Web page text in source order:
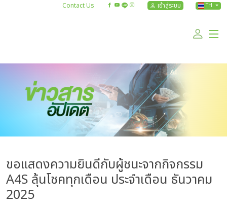
Contact Us เข้าสู่ระบบ TH
ขอแสดงความยินดีกับผู้ชนะจากกิจกรรม
A4S ลุ้นโชคทุกเดือน ประจำเดือน ธันวาคม
2025